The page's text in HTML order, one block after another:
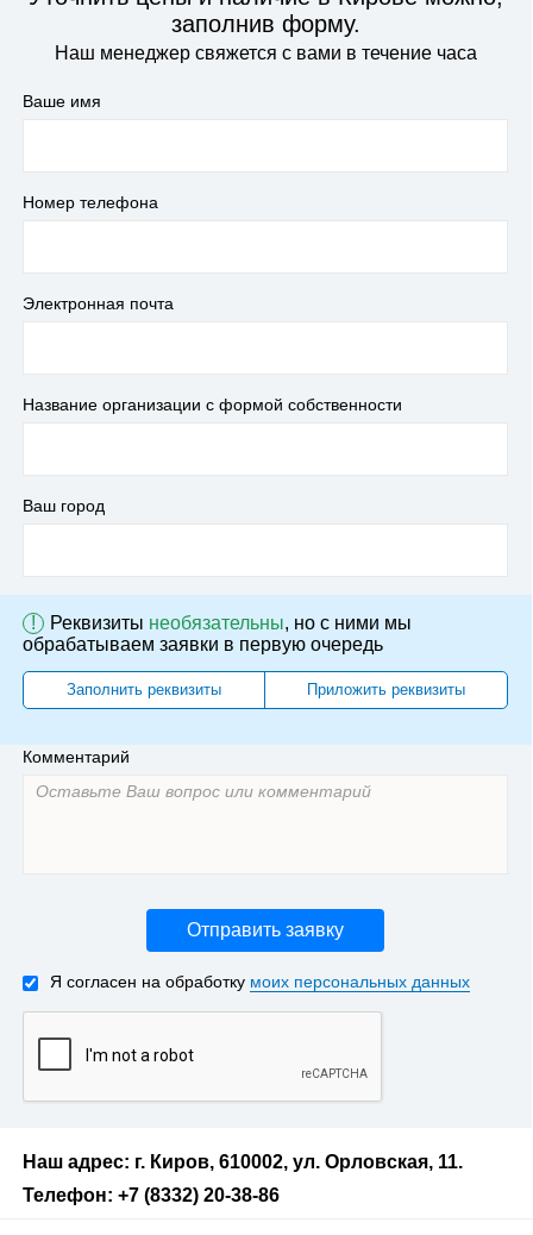
заполнив форму.
Наш менеджер свяжется с вами в течение часа
Ваше имя
Номер телефона
Электронная почта
Название организации с формой собственности
Ваш город
! Реквизиты необязательны, но с ними мы
обрабатываем заявки в первую очередь
Заполнить реквизиты Приложить реквизиты
Комментарий
Отправить заявку
Я согласен на обработку моих персональных данных
Наш адрес: г. Киров, 610002, ул. Орловская, 11.
Телефон: +7 (8332) 20-38-86